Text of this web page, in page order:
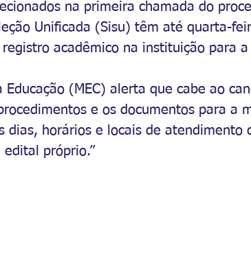
na primeira chamada do
Unificada (Sisu) têm até quarta-
acadêmico na instituição para
Educação (MEC) alerta que cabe ao
e os documentos para a
dias, horários e locais de atendimento
próprio.”